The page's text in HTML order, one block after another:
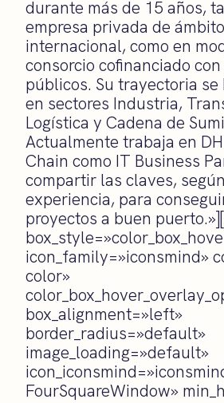
durante más de 15 años,
empresa privada de
internacional, como en
consorcio cofinanciado
públicos. Su trayectoria
en sectores Industria,
Logística y Cadena de
Actualmente trabaja en
Chain como IT Business
compartir las claves,
experiencia, para
proyectos a buen
icon_family=»iconsmind»
color»
box_alignment=»left»
border_radius=»default»
image_loading=»default»
FourSquareWindow»